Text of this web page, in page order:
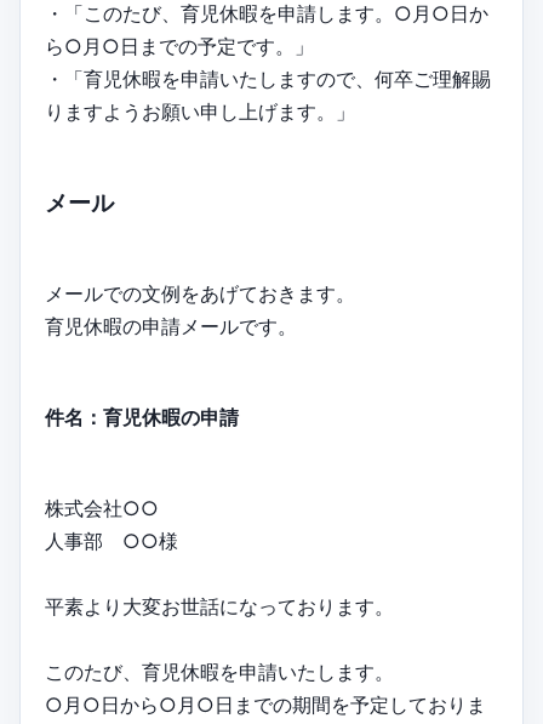
・「このたび、育児休暇を申請します。○月○日か
ら○月○日までの予定です。」
・「育児休暇を申請いたしますので、何卒ご理解賜
りますようお願い申し上げます。」
メール
メールでの文例をあげておきます。
育児休暇の申請メールです。
件名：育児休暇の申請
株式会社○○
人事部 ○○様
平素より大変お世話になっております。
このたび、育児休暇を申請いたします。
○月○日から○月○日までの期間を予定しておりま